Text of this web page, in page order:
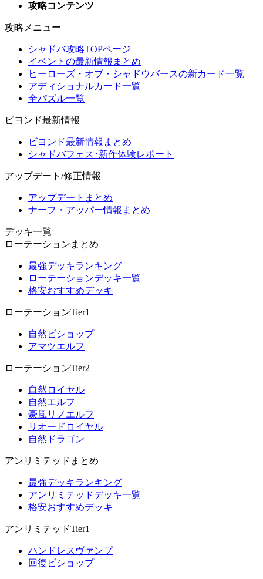
攻略コンテンツ
攻略メニュー
シャドバ攻略TOPページ
イベントの最新情報まとめ
ヒーローズ・オブ・シャドウバースの新カード一覧
アディショナルカード一覧
全パズル一覧
ビヨンド最新情報
ビヨンド最新情報まとめ
シャドバフェス･新作体験レポート
アップデート/修正情報
アップデートまとめ
ナーフ・アッパー情報まとめ
デッキ一覧
ローテーションまとめ
最強デッキランキング
ローテーションデッキ一覧
格安おすすめデッキ
ローテーションTier1
自然ビショップ
アマツエルフ
ローテーションTier2
自然ロイヤル
自然エルフ
豪風リノエルフ
リオードロイヤル
自然ドラゴン
アンリミテッドまとめ
最強デッキランキング
アンリミテッドデッキ一覧
格安おすすめデッキ
アンリミテッドTier1
ハンドレスヴァンプ
回復ビショップ